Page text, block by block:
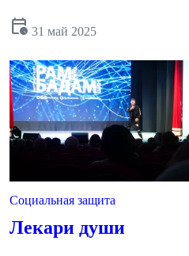
calendar_clock 31 май 2025
Социальная защита
Лекари души